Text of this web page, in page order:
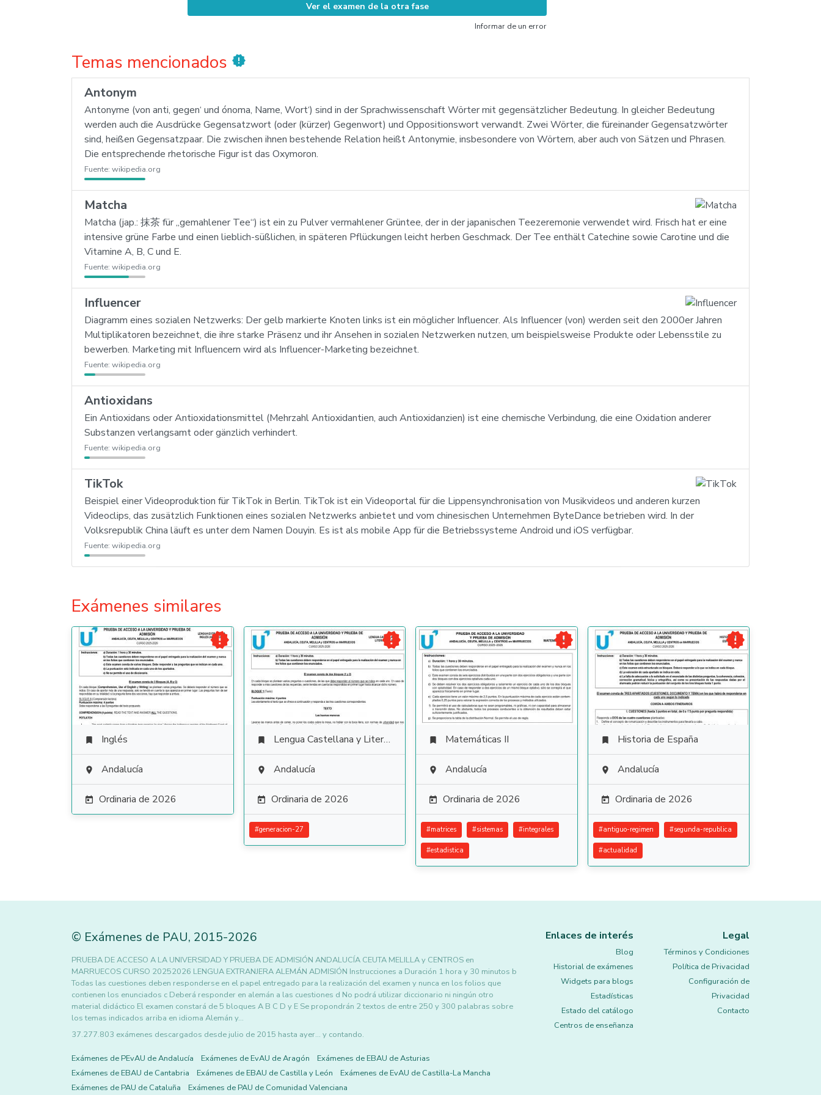
Ver el examen de la otra fase
Informar de un error
Temas mencionados new_releases
Antonym
Antonyme (von anti‚ gegen‘ und ónoma, Name, Wort‘) sind in der Sprachwissenschaft Wörter mit gegensätzlicher Bedeutung. In gleicher Bedeutung
werden auch die Ausdrücke Gegensatzwort (oder (kürzer) Gegenwort) und Oppositionswort verwandt. Zwei Wörter, die füreinander Gegensatzwörter
sind, heißen Gegensatzpaar. Die zwischen ihnen bestehende Relation heißt Antonymie, insbesondere von Wörtern, aber auch von Sätzen und Phrasen.
Die entsprechende rhetorische Figur ist das Oxymoron.
Fuente: wikipedia.org
Matcha
Matcha (jap.: 抹茶 für „gemahlener Tee“) ist ein zu Pulver vermahlener Grüntee, der in der japanischen Teezeremonie verwendet wird. Frisch hat er eine
intensive grüne Farbe und einen lieblich-süßlichen, in späteren Pflückungen leicht herben Geschmack. Der Tee enthält Catechine sowie Carotine und die
Vitamine A, B, C und E.
Fuente: wikipedia.org
Influencer
Diagramm eines sozialen Netzwerks: Der gelb markierte Knoten links ist ein möglicher Influencer. Als Influencer (von) werden seit den 2000er Jahren
Multiplikatoren bezeichnet, die ihre starke Präsenz und ihr Ansehen in sozialen Netzwerken nutzen, um beispielsweise Produkte oder Lebensstile zu
bewerben. Marketing mit Influencern wird als Influencer-Marketing bezeichnet.
Fuente: wikipedia.org
Antioxidans
Ein Antioxidans oder Antioxidationsmittel (Mehrzahl Antioxidantien, auch Antioxidanzien) ist eine chemische Verbindung, die eine Oxidation anderer
Substanzen verlangsamt oder gänzlich verhindert.
Fuente: wikipedia.org
TikTok
Beispiel einer Videoproduktion für TikTok in Berlin. TikTok ist ein Videoportal für die Lippensynchronisation von Musikvideos und anderen kurzen
Videoclips, das zusätzlich Funktionen eines sozialen Netzwerks anbietet und vom chinesischen Unternehmen ByteDance betrieben wird. In der
Volksrepublik China läuft es unter dem Namen Douyin. Es ist als mobile App für die Betriebssysteme Android und iOS verfügbar.
Fuente: wikipedia.org
Exámenes similares

 Inglés
 Andalucía
 Ordinaria de 2026

 Lengua Castellana y Literatura
 Andalucía
 Ordinaria de 2026
#generacion-27

 Matemáticas II
 Andalucía
 Ordinaria de 2026
#matrices #sistemas #integrales
#estadistica

 Historia de España
 Andalucía
 Ordinaria de 2026
#antiguo-regimen #segunda-republica
#actualidad
© Exámenes de PAU, 2015-2026
PRUEBA DE ACCESO A LA UNIVERSIDAD Y PRUEBA DE ADMISIÓN ANDALUCÍA CEUTA MELILLA y CENTROS en
MARRUECOS CURSO 20252026 LENGUA EXTRANJERA ALEMÁN ADMISIÓN Instrucciones a Duración 1 hora y 30 minutos b
Todas las cuestiones deben responderse en el papel entregado para la realización del examen y nunca en los folios que
contienen los enunciados c Deberá responder en alemán a las cuestiones d No podrá utilizar diccionario ni ningún otro
material didáctico El examen constará de 5 bloques A B C D y E Se propondrán 2 textos de entre 250 y 300 palabras sobre
los temas indicados arriba en idioma Alemán y…
37.277.803 exámenes descargados desde julio de 2015 hasta ayer... y contando.
Exámenes de PEvAU de Andalucía Exámenes de EvAU de Aragón
Exámenes de EBAU de Asturias
Exámenes de EBAU de Cantabria
Exámenes de EBAU de Castilla y León
Exámenes de EvAU de Castilla-La Mancha
Exámenes de PAU de Cataluña
Exámenes de PAU de Comunidad Valenciana
Enlaces de interés
Blog
Historial de exámenes
Widgets para blogs
Estadísticas
Estado del catálogo
Centros de enseñanza
Legal
Términos y Condiciones
Política de Privacidad
Configuración de
Privacidad
Contacto